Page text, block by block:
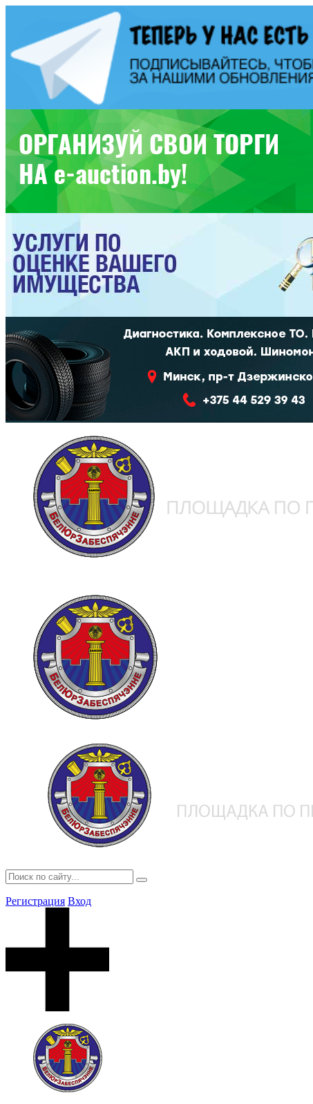
Регистрация Вход